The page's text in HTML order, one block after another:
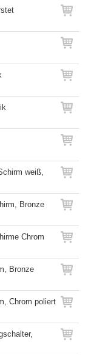
weiß,
Bronze
Chrom
Bronze
Chrom poliert